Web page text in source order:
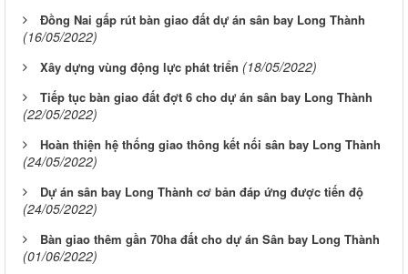
Đồng Nai gấp rút bàn giao đất dự án sân bay Long Thành
(16/05/2022)
Xây dựng vùng động lực phát triển (18/05/2022)
Tiếp tục bàn giao đất đợt 6 cho dự án sân bay Long Thành
(22/05/2022)
Hoàn thiện hệ thống giao thông kết nối sân bay Long Thành
(24/05/2022)
Dự án sân bay Long Thành cơ bản đáp ứng được tiến độ
(24/05/2022)
Bàn giao thêm gần 70ha đất cho dự án Sân bay Long Thành
(01/06/2022)